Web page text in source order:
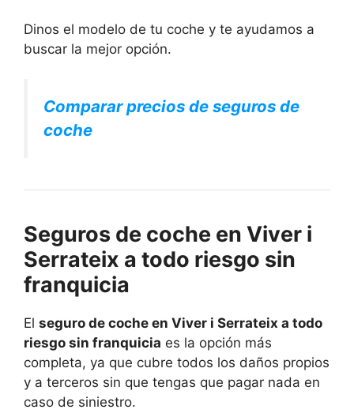
Dinos el modelo de tu coche y te ayudamos a
buscar la mejor opción.
Comparar precios de seguros de
coche
Seguros de coche en Viver i
Serrateix a todo riesgo sin
franquicia
El seguro de coche en Viver i Serrateix a todo
riesgo sin franquicia es la opción más
completa, ya que cubre todos los daños propios
y a terceros sin que tengas que pagar nada en
caso de siniestro.